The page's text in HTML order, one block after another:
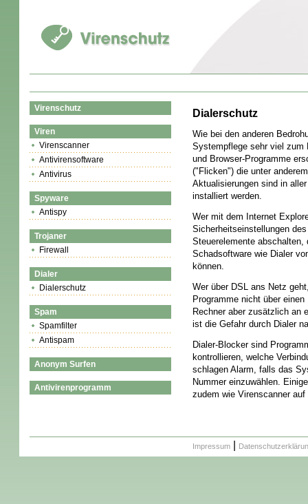
Virenschutz
Viren
Virenscanner
Antivirensoftware
Antivirus
Spyware
Antispy
Trojaner
Firewall
Dialer
Dialerschutz
Spam
Spamfilter
Antispam
Anonym Surfen
Antivirenprogramm
Dialerschutz
Wie bei den anderen
Systempflege sehr viel zum
und Browser-Programme
("Flicken") die unter
Aktualisierungen sind in
installiert werden.
Wer mit dem Internet
Sicherheitseinstellungen
Steuerelemente abschalten,
Schadsoftware wie Dialer
können.
Wer über DSL ans Netz
Programme nicht über
Rechner aber zusätzlich an
ist die Gefahr durch Dialer
Dialer-Blocker sind
kontrollieren, welche
schlagen Alarm, falls das
Nummer einzuwählen.
zudem wie Virenscanner
Impressum